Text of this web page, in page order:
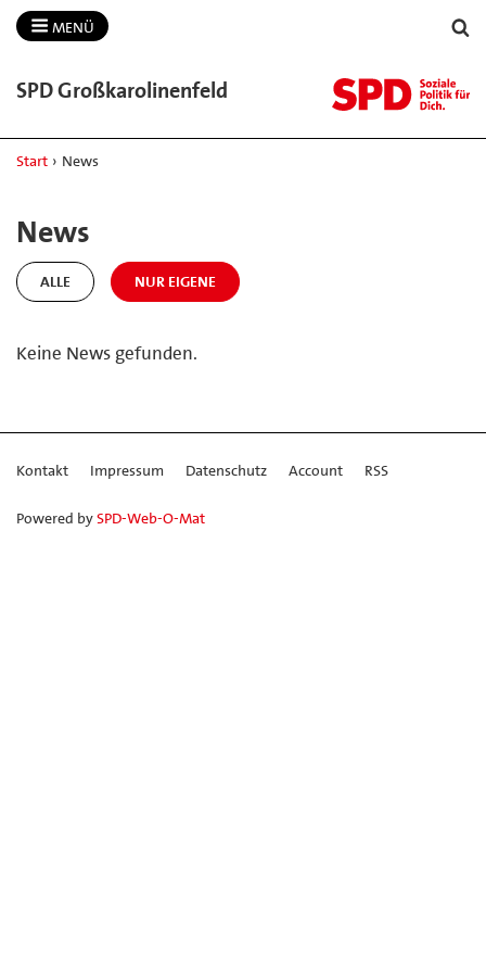
MENÜ
SPD Großkarolinenfeld
Start › News
News
ALLE NUR EIGENE
Keine News gefunden.
Kontakt Impressum Datenschutz Account RSS
Powered bySPD-Web-O-Mat